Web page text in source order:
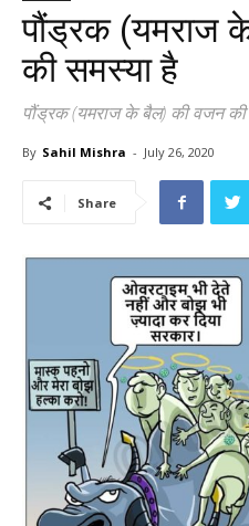
पौंड्रक (यमराज
की समस्या है
पौंड्रक (यमराज के बैल) की वजन
By Sahil Mishra - July 26, 2020
Share